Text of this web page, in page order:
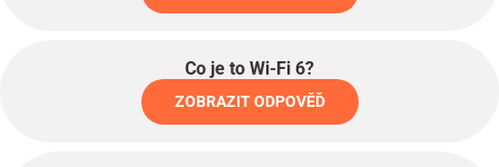
Co je to Wi-Fi 6?
ZOBRAZIT ODPOVĚĎ